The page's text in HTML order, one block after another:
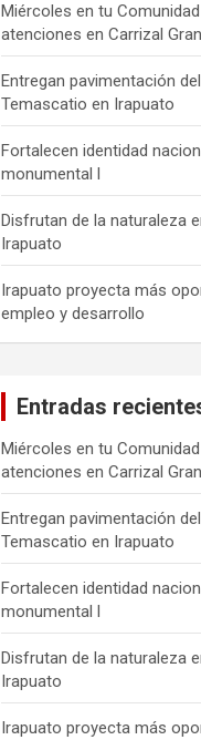
Miércoles en tu
atenciones en Carrizal
Entregan pavimentación
Temascatio en Irapuato
Fortalecen identidad
monumental l
Disfrutan de la naturaleza
Irapuato
Irapuato proyecta más
empleo y desarrollo
Entradas
Miércoles en tu
atenciones en Carrizal
Entregan pavimentación
Temascatio en Irapuato
Fortalecen identidad
monumental l
Disfrutan de la naturaleza
Irapuato
Irapuato proyecta más